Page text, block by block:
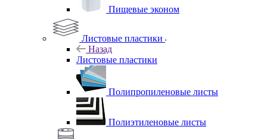
Пищевые эконом
Листовые пластики
Назад
Листовые пластики
Полипропиленовые листы
Полиэтиленовые листы